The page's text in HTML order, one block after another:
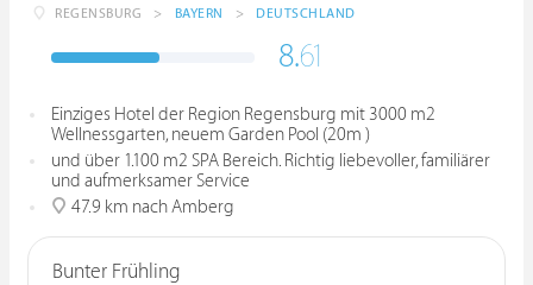
REGENSBURG > BAYERN > DEUTSCHLAND
8.61
Einziges Hotel der Region Regensburg mit 3000 m2
Wellnessgarten, neuem Garden Pool (20m )
und über 1.100 m2 SPA Bereich. Richtig liebevoller, familiärer
und aufmerksamer Service
47.9 km nach Amberg
Bunter Frühling